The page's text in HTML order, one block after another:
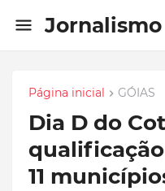
Página inicial GÓIAS
Dia D do
11